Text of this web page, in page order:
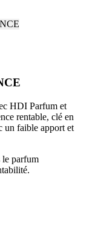
HDI Parfum et
rentable, clé en
un faible apport et
le parfum